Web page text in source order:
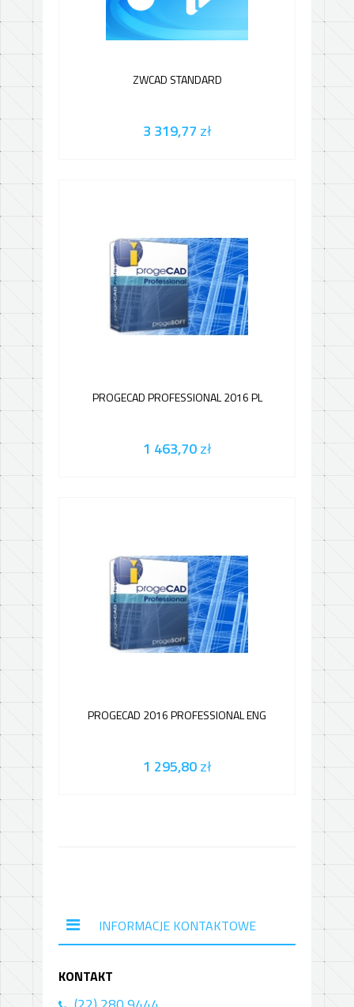
ZWCAD STANDARD
3 319,77 zł
PROGECAD PROFESSIONAL 2016 PL
1 463,70zł
PROGECAD 2016 PROFESSIONAL ENG
1 295,80zł
INFORMACJE KONTAKTOWE
KONTAKT